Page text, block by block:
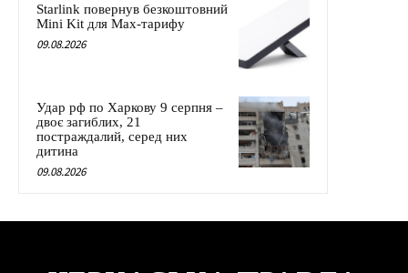
Starlink повернув безкоштовний
Mini Kit для Max-тарифу
09.08.2026
Удар рф по Харкову 9 серпня –
двоє загиблих, 21
постраждалий, серед них
дитина
09.08.2026